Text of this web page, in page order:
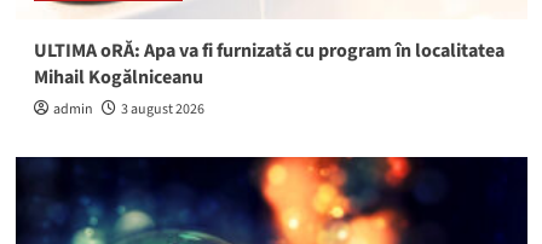
ULTIMA oRĂ: Apa va fi furnizată cu program în localitatea
Mihail Kogălniceanu
admin 3 august 2026